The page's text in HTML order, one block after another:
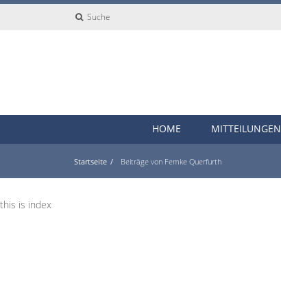
Suche
HOME MITTEILUNGEN
Startseite Beiträge von Femke Querfurth
this is index